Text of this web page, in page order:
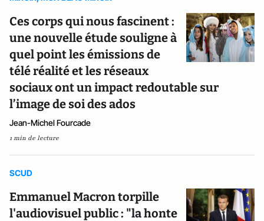
Ces corps qui nous fascinent :
une nouvelle étude souligne à
quel point les émissions de
télé réalité et les réseaux
sociaux ont un impact redoutable sur
l’image de soi des ados
Jean-Michel Fourcade
1 min de lecture
SCUD
Emmanuel Macron torpille
l'audiovisuel public : "la honte